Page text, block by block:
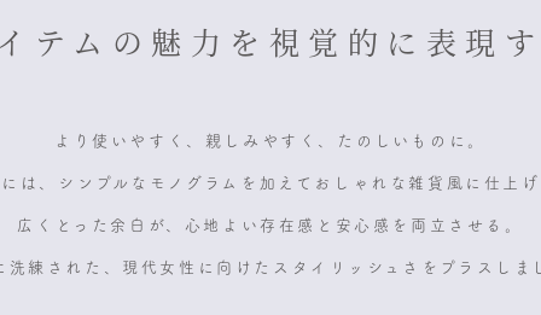
テムの魅力を視覚的に表現
より使いやすく、親しみやすく、たのしいものに。
は、シンプルなモノグラムを加えておしゃれな雑貨風に仕上
広くとった余白が、心地よい存在感と安心感を両立させる。
洗練された、現代女性に向けたスタイリッシュさをプラスしま